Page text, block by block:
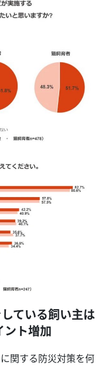
ている飼い主は
ント増加
関する防災対策を何